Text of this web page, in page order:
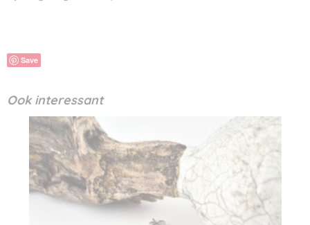
Save
Ook interessant